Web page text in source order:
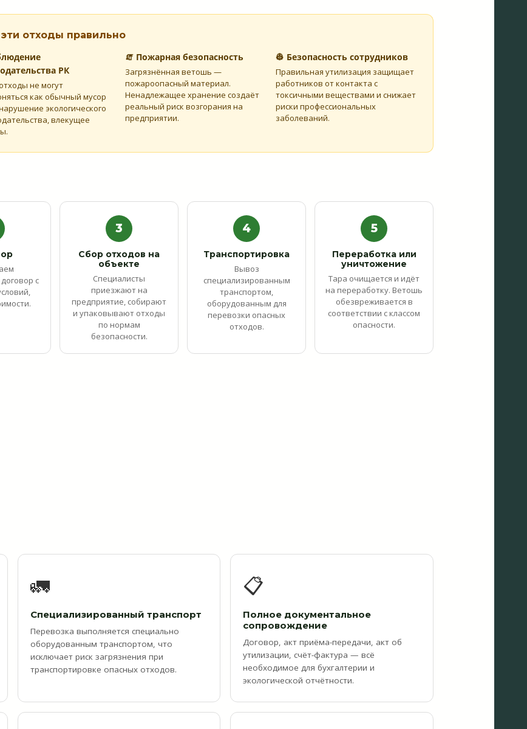
отходы правильно
РК
не могут
как обычный мусор
экологического
влекущее
🧯 Пожарная безопасность
Загрязнённая ветошь —
пожароопасный материал.
Ненадлежащее хранение создаёт
реальный риск возгорания на
предприятии.
👷 Безопасность сотрудников
Правильная утилизация защищает
работников от контакта с
токсичными веществами и снижает
риски профессиональных
заболеваний.
с
3
Сбор отходов на
объекте
Специалисты
приезжают на
предприятие, собирают
и упаковывают отходы
по нормам
безопасности.
4
Транспортировка
Вывоз
специализированным
транспортом,
оборудованным для
перевозки опасных
отходов.
5
Переработка или
уничтожение
Тара очищается и идёт
на переработку. Ветошь
обезвреживается в
соответствии с классом
опасности.
🚛
Специализированный транспорт
Перевозка выполняется специально
оборудованным транспортом, что
исключает риск загрязнения при
транспортировке опасных отходов.
📋
Полное документальное
сопровождение
Договор, акт приёма-передачи, акт об
утилизации, счёт-фактура — всё
необходимое для бухгалтерии и
экологической отчётности.